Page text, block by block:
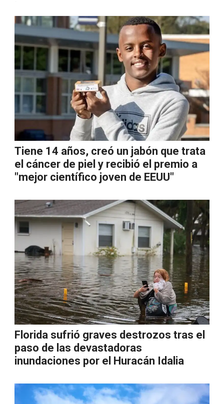
Tiene 14 años, creó un jabón que trata
el cáncer de piel y recibió el premio a
"mejor científico joven de EEUU"
Florida sufrió graves destrozos tras el
paso de las devastadoras
inundaciones por el Huracán Idalia